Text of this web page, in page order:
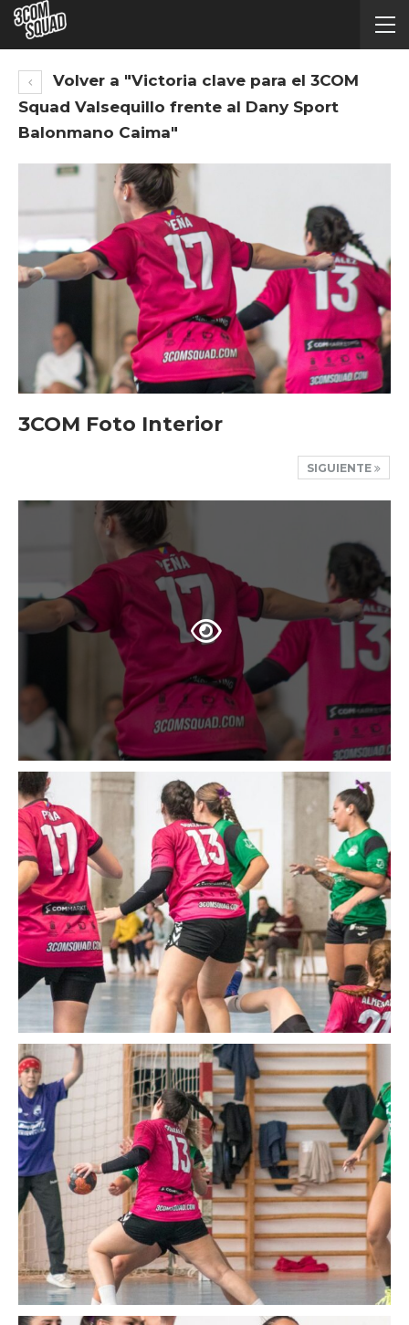
Volver a "Victoria clave para el 3COM
Squad Valsequillo frente al Dany Sport
Balonmano Caima"
3COM Foto Interior
SIGUIENTE